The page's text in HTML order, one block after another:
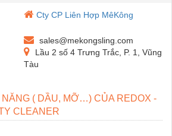
Cty CP Liên Hợp MêKông
sales@mekongsling.com
Lầu 2 số 4 Trưng Trắc, P. 1, Vũng
Tàu
( DẦU, MỠ…) CỦA REDOX -
CLEANER